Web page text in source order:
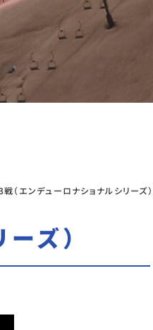
エンデューロナショナルシリーズ）
ズ）